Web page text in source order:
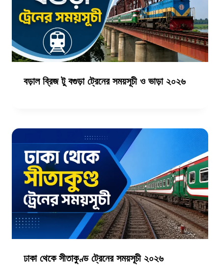
বড়াল ব্রিজ টু বগুড়া ট্রেনের সময়সূচী ও ভাড়া ২০২৬
ঢাকা থেকে সীতাকুণ্ড ট্রেনের সময়সূচী ২০২৬